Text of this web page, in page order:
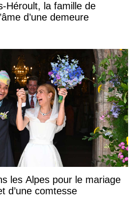
Héroult, la famille de
d’une demeure
les Alpes pour le mariage
d’une comtesse